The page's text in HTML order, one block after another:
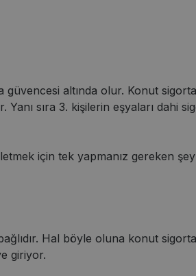
altında olur. Konut
sıra 3. kişilerin eşyaları dahi
için tek yapmanız gereken
Hal böyle oluna konut
giriyor.